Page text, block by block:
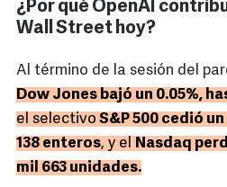
¿Por qué OpenAI
Wall Street hoy?
Al término de la sesión del
Dow Jones bajó un 0.05%,
el selectivo S&P 500 cedió
138 enteros, y el Nasdaq
mil 663 unidades.